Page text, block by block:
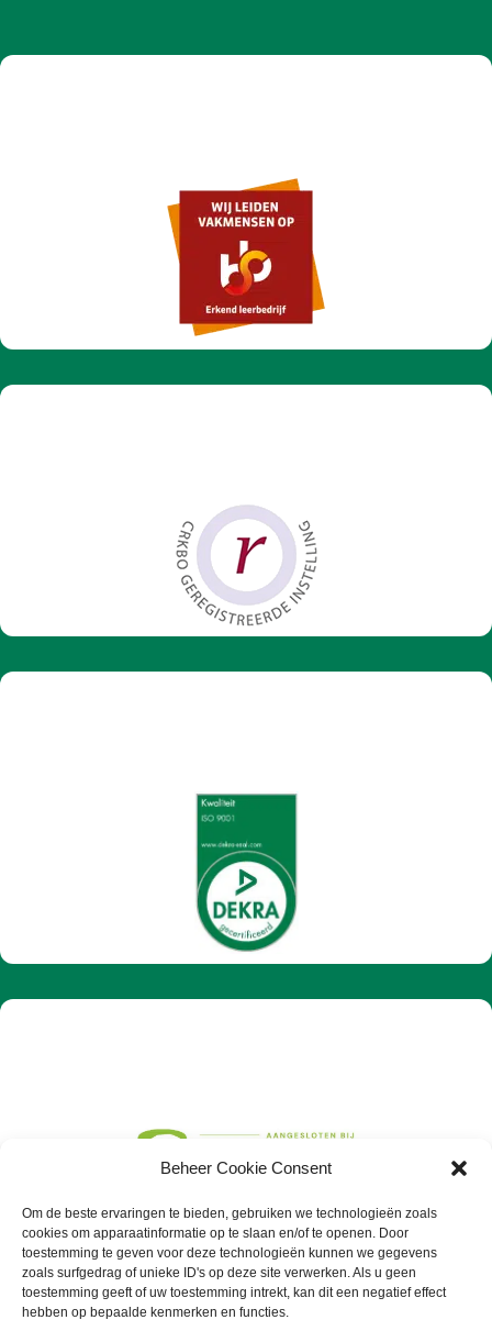
Beheer Cookie Consent
Om de beste ervaringen te bieden, gebruiken we technologieën zoals
cookies om apparaatinformatie op te slaan en/of te openen. Door
toestemming te geven voor deze technologieën kunnen we gegevens
zoals surfgedrag of unieke ID's op deze site verwerken. Als u geen
toestemming geeft of uw toestemming intrekt, kan dit een negatief effect
hebben op bepaalde kenmerken en functies.